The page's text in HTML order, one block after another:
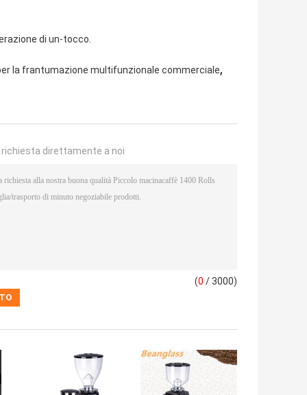
di un-tocco.
la frantumazione multifunzionale commerciale,
richiesta direttamente a noi
(0 / 3000)